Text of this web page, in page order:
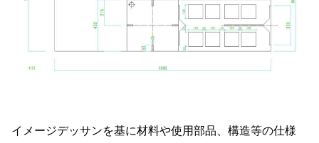
イメージデッサンを基に材料や使用部品、構造等の仕様